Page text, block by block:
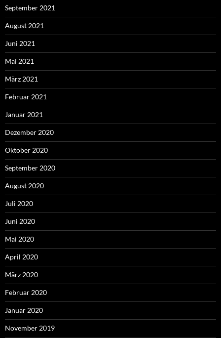
September 2021
August 2021
Juni 2021
Mai 2021
März 2021
Februar 2021
Januar 2021
Dezember 2020
Oktober 2020
September 2020
August 2020
Juli 2020
Juni 2020
Mai 2020
April 2020
März 2020
Februar 2020
Januar 2020
November 2019